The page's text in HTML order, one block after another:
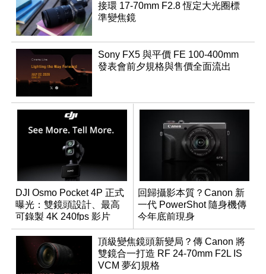
接環 17-70mm F2.8 恆定大光圈標
準變焦鏡
Sony FX5 與平價 FE 100-400mm
發表會前夕規格與售價全面流出
DJI Osmo Pocket 4P 正式
曝光：雙鏡頭設計、最高
可錄製 4K 240fps 影片
回歸攝影本質？Canon 新
一代 PowerShot 隨身機傳
今年底前現身
頂級變焦鏡頭新變局？傳 Canon 將
雙鏡合一打造 RF 24-70mm F2L IS
VCM 夢幻規格